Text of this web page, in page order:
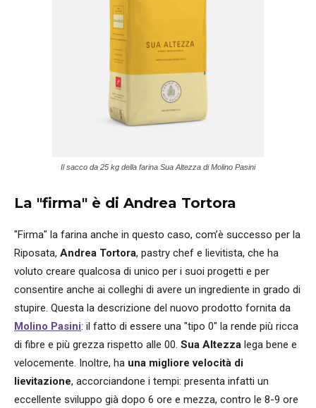
Il sacco da 25 kg della farina Sua Altezza di Molino Pasini
La "firma" è di Andrea Tortora
"Firma" la farina anche in questo caso, com’è successo per la
Riposata, Andrea Tortora, pastry chef e lievitista, che ha
voluto creare qualcosa di unico per i suoi progetti e per
consentire anche ai colleghi di avere un ingrediente in grado di
stupire. Questa la descrizione del nuovo prodotto fornita da
Molino Pasini: il fatto di essere una "tipo 0" la rende più ricca
di fibre e più grezza rispetto alle 00. Sua Altezza lega bene e
velocemente. Inoltre, ha una migliore velocità di
lievitazione, accorciandone i tempi: presenta infatti un
eccellente sviluppo già dopo 6 ore e mezza, contro le 8-9 ore